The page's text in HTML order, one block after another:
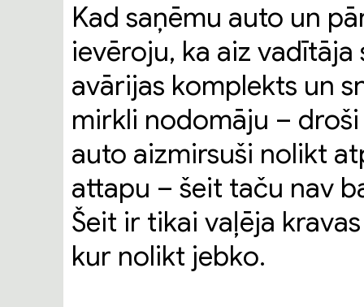
Kad saņēmu auto un
ievēroju, ka aiz
avārijas komplekts un
mirkli nodomāju –
auto aizmirsuši nolikt
attapu – šeit taču nav
Šeit ir tikai vaļēja
kur nolikt jebko.